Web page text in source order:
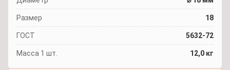
Размер 18
ГОСТ 5632-72
Масса 1 шт. 12,0 кг